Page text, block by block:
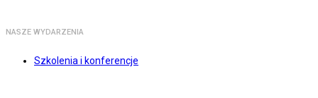
NASZE WYDARZENIA
Szkolenia i konferencje